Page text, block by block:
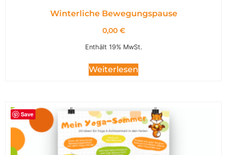
Winterliche Bewegungspause
0,00 €
Enthält 19% MwSt.
Weiterlesen
Save